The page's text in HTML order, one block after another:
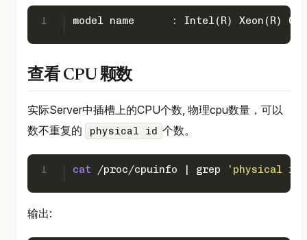
1 model name	: Intel(R)
查看 CPU 颗数
实际Server中插槽上的CPU个数, 物理cpu数量，可以
数不重复的
physical id 个数。
1 cat /proc/cpuinfo | grep 'physical id'
输出: